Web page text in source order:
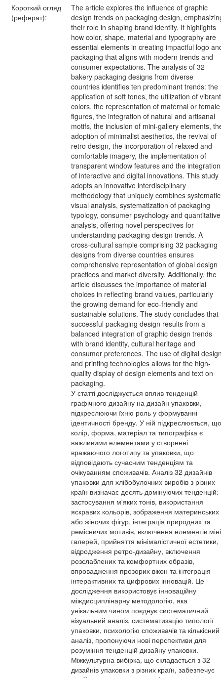
Короткий огляд
(реферат):
The article explores the influence of graphic
design trends on packaging design,
their role in shaping brand identity. It highlights
how color, shape, material and typography are
essential elements in creating impactful logo
packaging that aligns with modern trends and
consumer expectations. The analysis of 32
bakery packaging designs from diverse
countries identifies ten predominant trends: the
application of soft tones, the utilization of vibrant
colors, the representation of maternal or female
figures, the integration of natural and artisanal
motifs, the inclusion of mini-gallery elements,
adoption of minimalist aesthetics, the revival of
retro design, the incorporation of relaxed and
comfortable imagery, the implementation of
transparent window features and the integration
of interactive and digital innovations. This study
adopts an innovative interdisciplinary
methodology that uniquely combines systematic
visual analysis, systematization of packaging
typology, consumer psychology and quantitative
analysis, offering novel perspectives for
understanding packaging design trends. A
cross-cultural sample comprising 32 packaging
designs from diverse countries ensures
comprehensive representation of global design
practices and market diversity. Additionally, the
article discusses the importance of material
choices in reflecting brand values, particularly
the growing demand for eco-friendly and
sustainable solutions. The study concludes that
successful packaging design results from a
balanced integration of graphic design trends
with brand identity, cultural heritage and
consumer preferences. The use of digital
and printing technologies allows for the high-
quality display of design elements and text on
packaging.
У статті досліджується вплив тенденцій
графічного дизайну на дизайн упаковки,
підкреслюючи їхню роль у формуванні
ідентичності бренду. У ній підкреслюється, що
колір, форма, матеріал та типографіка є
важливими елементами у створенні
вражаючого логотипу та упаковки, що
відповідають сучасним тенденціям та
очікуванням споживачів. Аналіз 32 дизайнів
упаковки для хлібобулочних виробів з різних
країн визначає десять домінуючих тенденцій:
застосування м'яких тонів, використання
яскравих кольорів, зображення материнських
або жіночих фігур, інтеграція природних та
ремісничих мотивів, включення елементів
галерей, прийняття мінімалістичної естетики,
відродження ретро-дизайну, включення
розслаблених та комфортних образів,
впровадження прозорих вікон та інтеграція
інтерактивних та цифрових інновацій. Це
дослідження використовує інноваційну
міждисциплінарну методологію, яка
унікальним чином поєднує систематичний
візуальний аналіз, систематизацію типології
упаковки, психологію споживачів та кількісний
аналіз, пропонуючи нові перспективи для
розуміння тенденцій дизайну упаковки.
Міжкультурна вибірка, що складається з 32
дизайнів упаковки з різних країн, забезпечує